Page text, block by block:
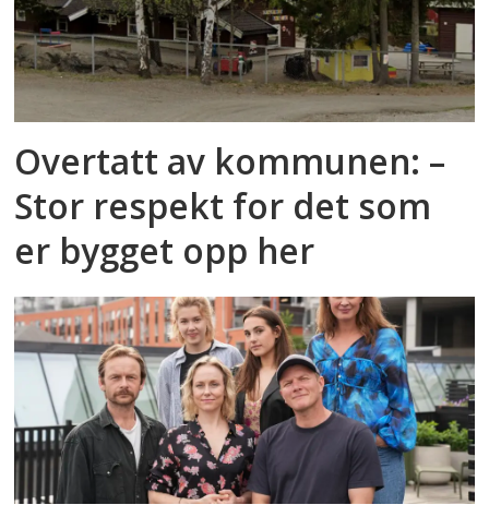
Overtatt av kommunen: –
Stor respekt for det som
er bygget opp her